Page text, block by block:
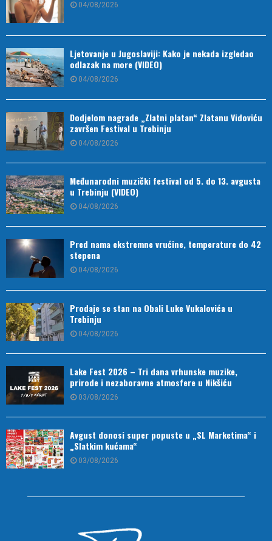
04/08/2026
Ljetovanje u Jugoslaviji: Kako je nekada izgledao
odlazak na more (VIDEO)
04/08/2026
Dodjelom nagrade „Zlatni platan“ Zlatanu Vidoviću
završen Festival u Trebinju
04/08/2026
Međunarodni muzički festival od 5. do 13. avgusta
u Trebinju (VIDEO)
04/08/2026
Pred nama ekstremne vrućine, temperature do 42
stepena
04/08/2026
Prodaje se stan na Obali Luke Vukalovića u
Trebinju
04/08/2026
Lake Fest 2026 – Tri dana vrhunske muzike,
prirode i nezaboravne atmosfere u Nikšiću
03/08/2026
Avgust donosi super popuste u „SL Marketima“ i
„Slatkim kućama“
03/08/2026